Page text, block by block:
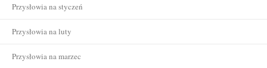
Przysłowia na styczeń
Przysłowia na luty
Przysłowia na marzec